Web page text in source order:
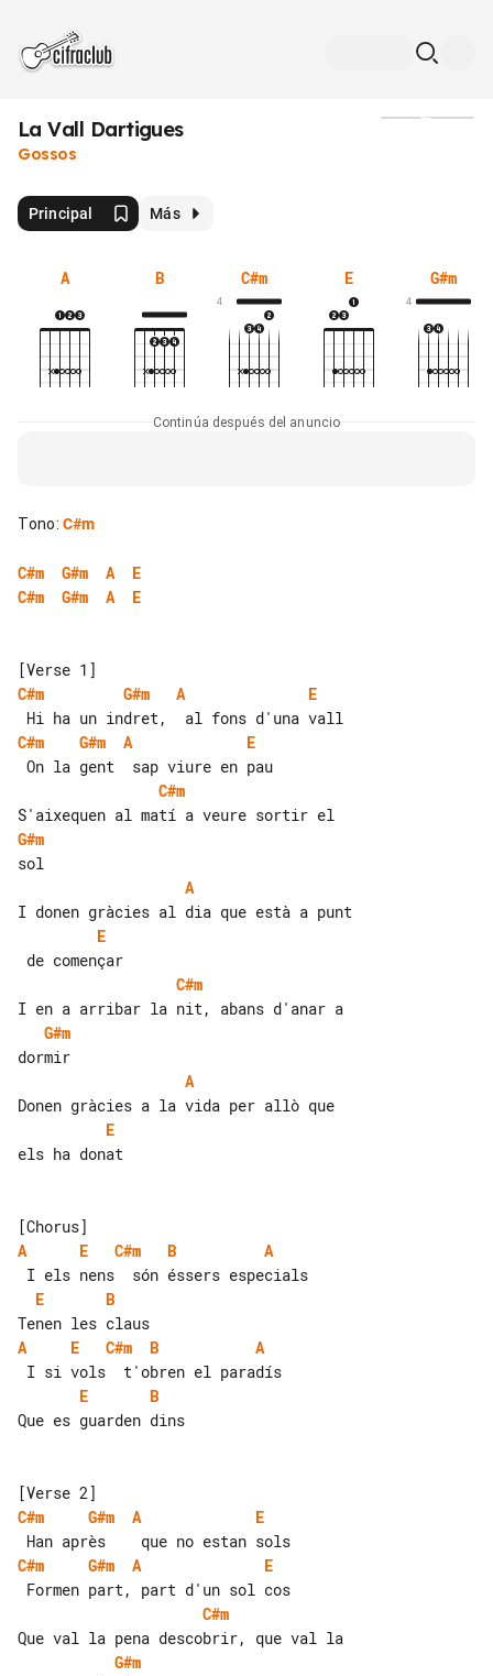
La Vall Dartigues
Gossos
Principal Más
A B C#m
4
E G#m
4
Continúa después del anuncio
Tono: C#m
C#m G#m A
E
C#m
G#m A E
C#m
G#m A
E
C#m
G#m A
E
C#m
G#m
A
E
C#m
G#m
A
E
els ha donat
A
E C#m B
A
E
B
A
E C#m B
A
E
B
Que es guarden dins
C#m
G#m A
E
C#m
G#m A
E
C#m
G#m